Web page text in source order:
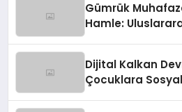
Gümrük
Hamle:
Dijital Kalkan
Çocuklara